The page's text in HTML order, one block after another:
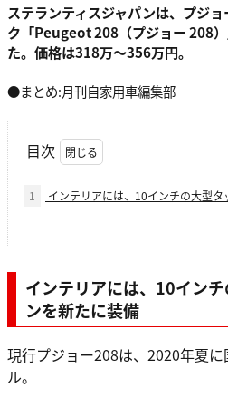
ステランティスジャパンは、プジ
ク「Peugeot 208（プジョー 208
た。価格は318万～356万円。
●まとめ:月刊自家用車編集部
目次
1 インテリアには、10インチの大型
インテリアには、10イン
ンを新たに装備
現行プジョー208は、2020年夏
ル。